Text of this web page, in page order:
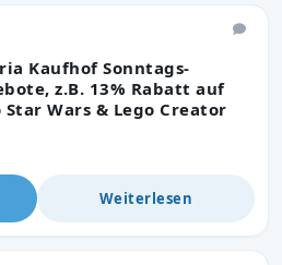
Kaufhof Sonntags-
z.B. 13% Rabatt auf
Star Wars & Lego Creator
Weiterlesen